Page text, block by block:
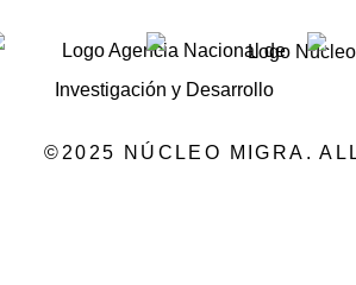
©2025 NÚCLEO MIGRA.